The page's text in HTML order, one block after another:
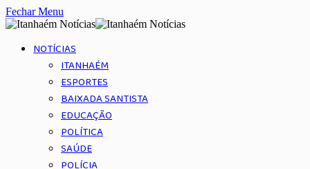
Fechar Menu
NOTÍCIAS
ITANHAÉM
ESPORTES
BAIXADA SANTISTA
EDUCAÇÃO
POLÍTICA
SAÚDE
POLÍCIA